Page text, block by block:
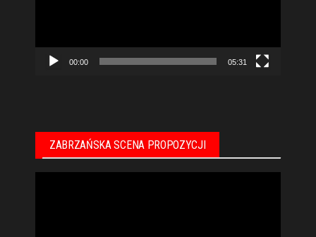
00:00 05:31
ZABRZAŃSKA SCENA PROPOZYCJI